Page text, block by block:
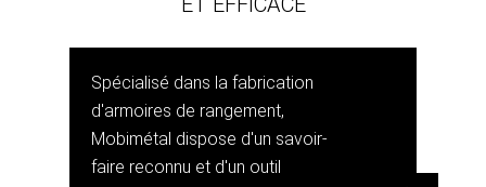
Spécialisé dans la fabrication
d'armoires de rangement,
Mobimétal dispose d'un savoir-
faire reconnu et d'un outil